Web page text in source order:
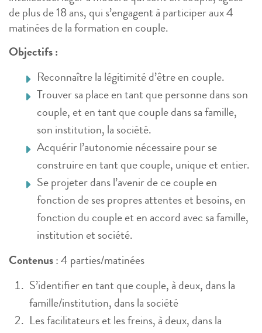
de plus de 18 ans, qui s’engagent à participer aux 4
matinées de la formation en couple.
Objectifs :
Reconnaître la légitimité d’être en couple.
Trouver sa place en tant que personne dans son
couple, et en tant que couple dans sa famille,
son institution, la société.
Acquérir l’autonomie nécessaire pour se
construire en tant que couple, unique et entier.
Se projeter dans l’avenir de ce couple en
fonction de ses propres attentes et besoins, en
fonction du couple et en accord avec sa famille,
institution et société.
Contenus : 4 parties/matinées
S’identifier en tant que couple, à deux, dans la
famille/institution, dans la société
Les facilitateurs et les freins, à deux, dans la